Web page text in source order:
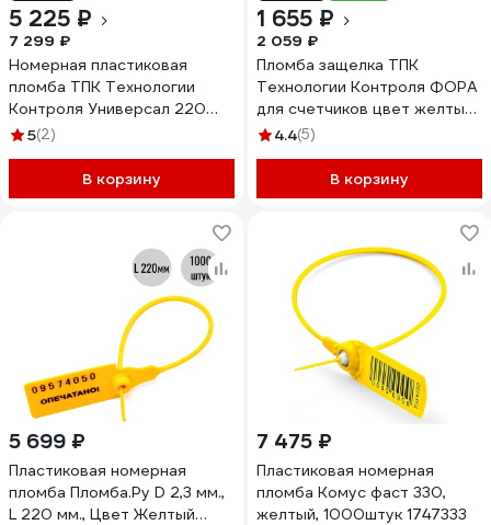
5 225 ₽
7 299 ₽
Номерная пластиковая
пломба ТПК Технологии
Контроля Универсал 220
(Цвет:желтый) 1000 шт
5(2)
В корзину
1 655 ₽
2 059 ₽
Пломба защелка ТПК
Технологии Контроля ФОРА
для счетчиков цвет желтый
250 шт. 24130
4.4(5)
В корзину
5 699 ₽
Пластиковая номерная
пломба Пломба.Ру D 2,3 мм.,
L 220 мм., Цвет Желтый
7 475 ₽
Пластиковая номерная
пломба Комус фаст 330,
желтый, 1000штук 1747333